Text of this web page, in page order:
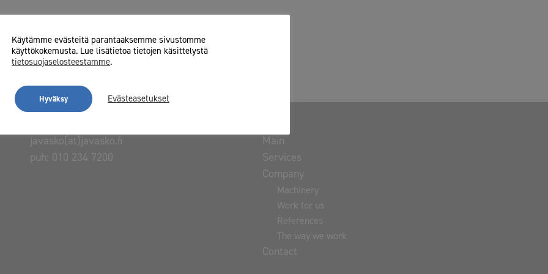
javasko(at)javasko.fi
puh: 010 234 7200
Main
Services
Company
Machinery
Work for us
References
The way we work
Contact
Käytämme evästeitä parantaaksemme sivustomme
käyttökokemusta. Lue lisätietoa tietojen käsittelystä
tietosuojaselosteestamme.
Hyväksy Evästeasetukset